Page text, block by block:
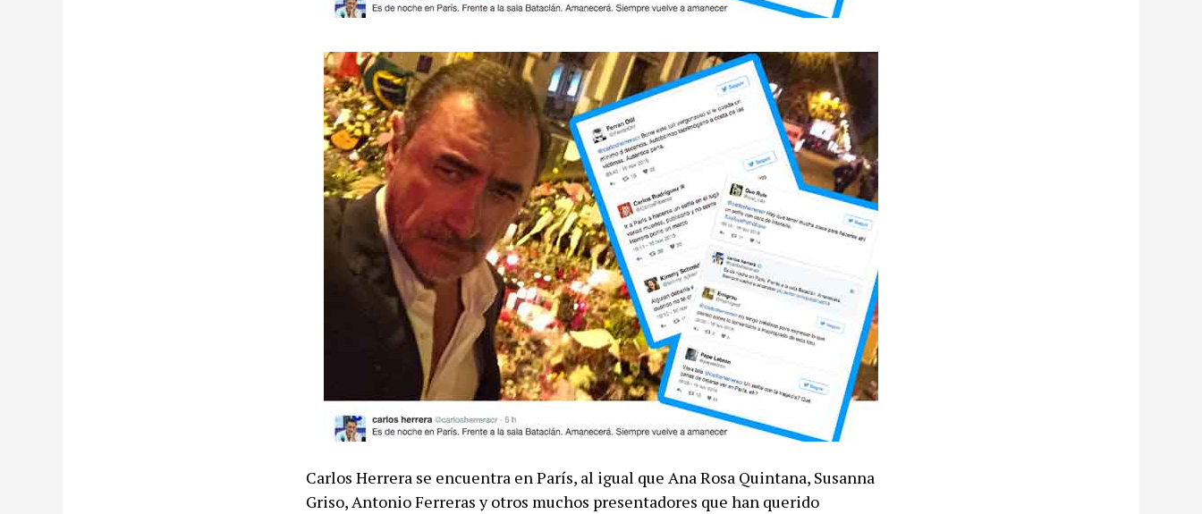
Carlos Herrera se encuentra en París, al igual que Ana Rosa Quintana, Susanna
Griso, Antonio Ferreras y otros muchos presentadores que han querido